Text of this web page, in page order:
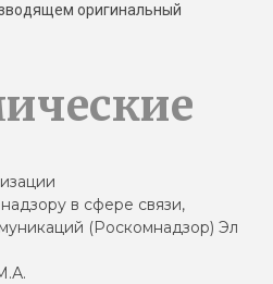
оригинальный
в сфере связи,
(Роскомнадзор) Эл